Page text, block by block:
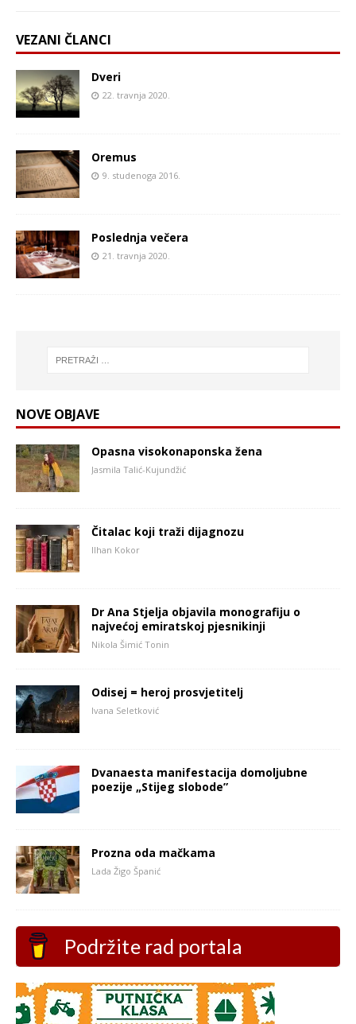
VEZANI ČLANCI
Dveri
22. travnja 2020.
Oremus
9. studenoga 2016.
Poslednja večera
21. travnja 2020.
NOVE OBJAVE
Opasna visokonaponska žena
Jasmila Talić-Kujundžić
Čitalac koji traži dijagnozu
Ilhan Kokor
Dr Ana Stjelja objavila monografiju o
najvećoj emiratskoj pjesnikinji
Nikola Šimić Tonin
Odisej = heroj prosvjetitelj
Ivana Seletković
Dvanaesta manifestacija domoljubne
poezije „Stijeg slobode”
Prozna oda mačkama
Lada Žigo Španić
Podržite rad portala